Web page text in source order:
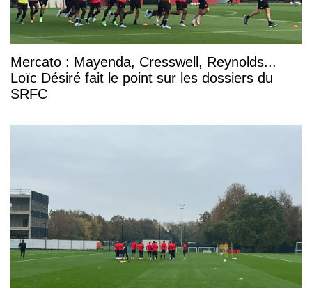
Mercato : Mayenda, Cresswell, Reynolds...
Loïc Désiré fait le point sur les dossiers du
SRFC